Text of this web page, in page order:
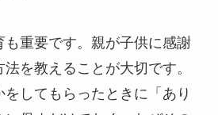
も重要です。親が子供に感謝
を教えることが大切です。
してもらったときに「あり